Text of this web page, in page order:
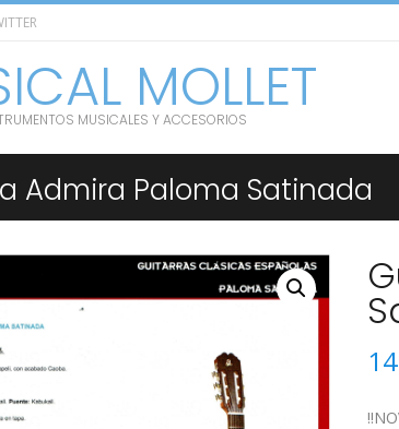
MOLLET
MUSICALES Y ACCESORIOS
Admira Paloma Satinada